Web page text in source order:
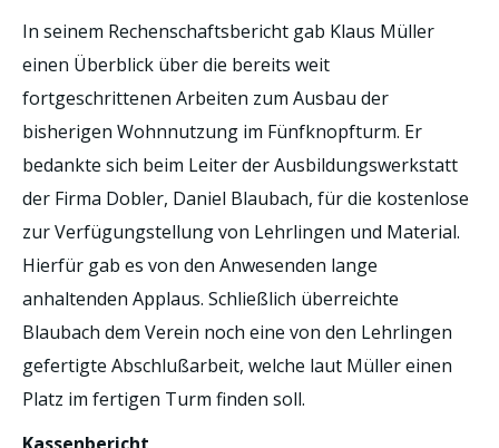
In seinem Rechenschaftsbericht gab Klaus Müller
einen Überblick über die bereits weit
fortgeschrittenen Arbeiten zum Ausbau der
bisherigen Wohnnutzung im Fünfknopfturm. Er
bedankte sich beim Leiter der Ausbildungswerkstatt
der Firma Dobler, Daniel Blaubach, für die kostenlose
zur Verfügungstellung von Lehrlingen und Material.
Hierfür gab es von den Anwesenden lange
anhaltenden Applaus. Schließlich überreichte
Blaubach dem Verein noch eine von den Lehrlingen
gefertigte Abschlußarbeit, welche laut Müller einen
Platz im fertigen Turm finden soll.